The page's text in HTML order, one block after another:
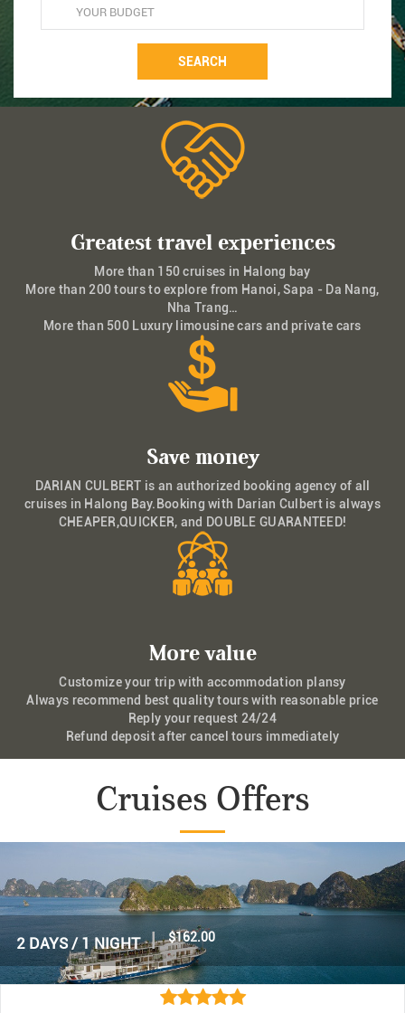
SEARCH
Greatest travel experiences
More than 150 cruises in Halong bay
More than 200 tours to explore from Hanoi, Sapa - Da Nang,
Nha Trang…
More than 500 Luxury limousine cars and private cars
Save money
DARIAN CULBERT is an authorized booking agency of all
cruises in Halong Bay.Booking with Darian Culbert is always
CHEAPER,QUICKER, and DOUBLE GUARANTEED!
More value
Customize your trip with accommodation plansy
Always recommend best quality tours with reasonable price
Reply your request 24/24
Refund deposit after cancel tours immediately
Cruises Offers
2 DAYS / 1 NIGHT | $160.00